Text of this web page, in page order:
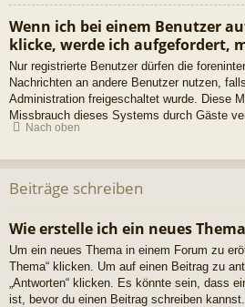
Wenn ich bei einem Benutzer
klicke, werde ich aufgefordert,
Nur registrierte Benutzer dürfen die
Nachrichten an andere Benutzer nutzen,
Administration freigeschaltet wurde. Diese
Missbrauch dieses Systems durch Gäste
Nach oben
Beiträge schreiben
Wie erstelle ich ein neues
Um ein neues Thema in einem Forum zu
Thema“ klicken. Um auf einen Beitrag zu
„Antworten“ klicken. Es könnte sein, dass
ist, bevor du einen Beitrag schreiben